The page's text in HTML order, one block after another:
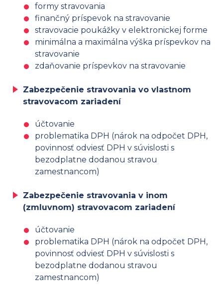
formy stravovania
finančný príspevok na stravovanie
stravovacie poukážky v elektronickej forme
minimálna a maximálna výška príspevkov na
stravovanie
zdaňovanie príspevkov na stravovanie
Zabezpečenie stravovania vo vlastnom
stravovacom zariadení
účtovanie
problematika DPH (nárok na odpočet DPH,
povinnosť odviesť DPH v súvislosti s
bezodplatne dodanou stravou
zamestnancom)
Zabezpečenie stravovania v inom
(zmluvnom) stravovacom zariadení
účtovanie
problematika DPH (nárok na odpočet DPH,
povinnosť odviesť DPH v súvislosti s
bezodplatne dodanou stravou
zamestnancom)